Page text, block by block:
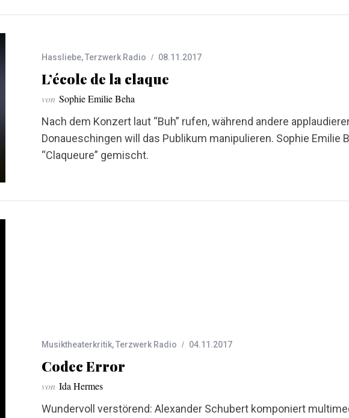
Hassliebe,Terzwerk Radio 08.11.2017
L’école de la claque
von Sophie Emilie Beha
Nach dem Konzert laut “Buh” rufen, während andere
Donaueschingen will das Publikum manipulieren. Sophie Emilie
“Claqueure” gemischt.
Musiktheaterkritik,Terzwerk Radio 04.11.2017
Codec Error
von Ida Hermes
Wundervoll verstörend: Alexander Schubert komponiert